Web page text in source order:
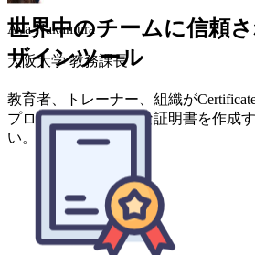
世界中のチームに信頼
ザインツール
教育者、トレーナー、組織が
プロフェッショナルな証明書を作成
い。
毎年500人以上が参加するテックカン
います。個別の参加証明書を作るの
ていました。Certificate Makerなら1時
当に助かりました。